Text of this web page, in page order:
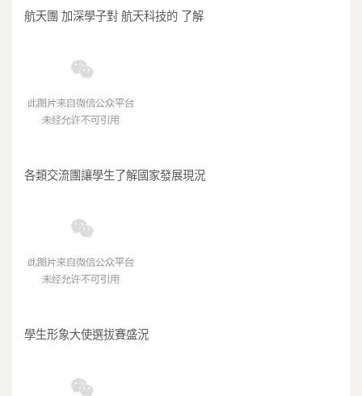
航天團 加深學子對 航天科技的 了解
各類交流團讓學生了解國家發展現況
學生形象大使選拔賽盛況